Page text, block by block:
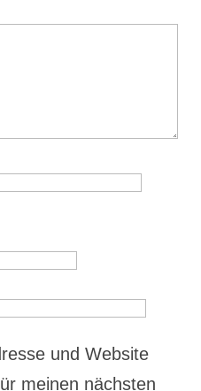
und Website
meinen nächsten